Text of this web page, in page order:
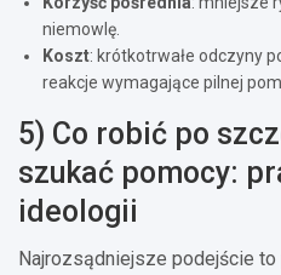
niemowlę.
Koszt: krótkotrwałe odczyny
reakcje wymagające pilnej
5) Co robić po
szukać pomocy:
ideologii
Najrozsądniejsze podejście